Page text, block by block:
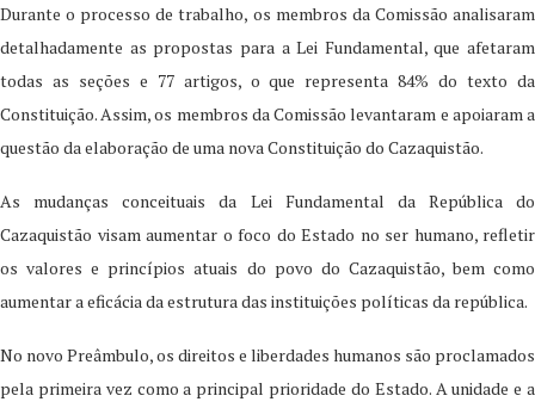
Durante o processo de trabalho, os membros da Comissão analisaram
detalhadamente as propostas para a Lei Fundamental, que afetaram
todas as seções e 77 artigos, o que representa 84% do texto da
Constituição. Assim, os membros da Comissão levantaram e apoiaram a
questão da elaboração de uma nova Constituição do Cazaquistão.
As mudanças conceituais da Lei Fundamental da República do
Cazaquistão visam aumentar o foco do Estado no ser humano, refletir
os valores e princípios atuais do povo do Cazaquistão, bem como
aumentar a eficácia da estrutura das instituições políticas da república.
No novo Preâmbulo, os direitos e liberdades humanos são proclamados
pela primeira vez como a principal prioridade do Estado. A unidade e a